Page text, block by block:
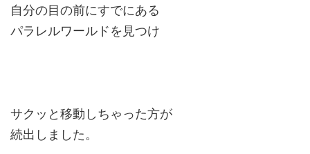
自分の目の前にすでにある
パラレルワールドを見つけ
サクッと移動しちゃった方が
続出しました。